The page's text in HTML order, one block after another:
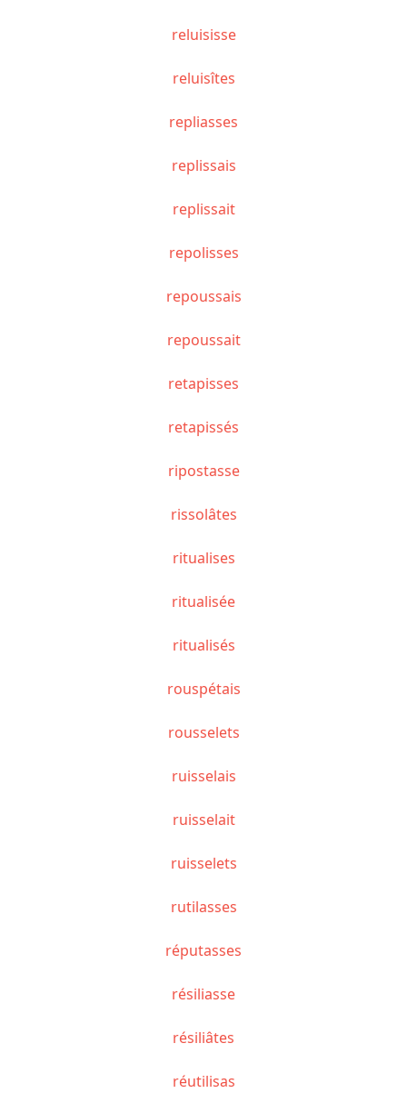
reluisisse
reluisîtes
repliasses
replissais
replissait
repolisses
repoussais
repoussait
retapisses
retapissés
ripostasse
rissolâtes
ritualises
ritualisée
ritualisés
rouspétais
rousselets
ruisselais
ruisselait
ruisselets
rutilasses
réputasses
résiliasse
résiliâtes
réutilisas